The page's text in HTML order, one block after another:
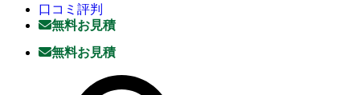
口コミ評判
無料お見積
無料お見積